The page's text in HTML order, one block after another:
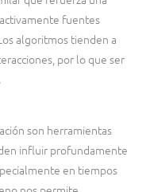
fuentes
algoritmos tienden a
por lo que ser
son herramientas
influir profundamente
en tiempos